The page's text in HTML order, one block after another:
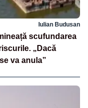
Iulian Budusan
scufundarea
„Dacă
va anula”